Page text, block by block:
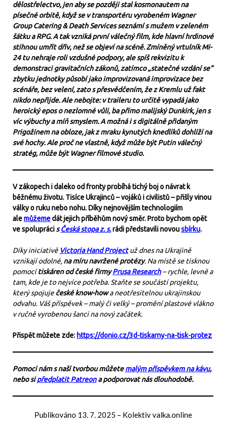
dělostřelectvo, jen aby se později stal kosmonautem na
písečné orbitě, když se v transportéru vyrobeném Wagner
Group Catering & Death Services seznámí s mužem v zeleném
šátku a RPG. A tak vzniká první válečný film, kde hlavní hrdinové
stihnou umřít dřív, než se objeví na scéně. Zmíněný vrtulník Mi-
24 tu nehraje roli vzdušné podpory, ale spíš rekvizitu k
demonstraci gravitačních zákonů, zatímco „statečné vzdání se“
zbytku jednotky působí jako improvizovaná improvizace bez
scénáře, bez velení, zato s přesvědčením, že z Kremlu už fakt
nikdo nepřijde. Ale nebojte: v traileru to určitě vypadá jako
heroický epos o nezlomné vůli, ba přímo malijský Dunkirk, jen s
víc výbuchy a míň smyslem. A možná i s digitálně přidaným
Prigožinem na obloze, jak z mraku kynutých knedlíků dohlíží na
své hochy. Ale proč ne vlastně, když může být Putin válečný
stratég, může být Wagner filmové studio.
V zákopech i daleko od fronty probíhá tichý boj o návrat k
běžnému životu. Tisíce Ukrajinců – vojáků i civilistů – přišly vinou
války o ruku nebo nohu. Díky nejnovějším technologiím
alemůžemedát jejich příběhům nový směr. Proto bychom opět
ve spolupráci sČeská stopa z. s.rádi představili novousbírku.
Díky iniciativě Victoria Hand Projectuž dnes na Ukrajině
vznikají odolné, na míru navržené protézy. Na místě se tisknou
pomocítiskáren od české firmyPrusa Research– rychle, levně a
tam, kde je to nejvíce potřeba. Staňte se součástí projektu,
který spojuječeské know-howa neotřesitelnou ukrajinskou
odvahu. Váš příspěvek – malý či velký – promění plastové vlákno
v ručně vyrobenou šanci na nový začátek.
Přispět můžete zde: https://donio.cz/3d-tiskarny-na-tisk-protez
Pomoci nám s naší tvorbou můžetemalým příspěvkem na kávu,
nebo sipředplatit Patreona podporovat nás dlouhodobě.
Publikováno 13. 7. 2025 – Kolektiv valka.online